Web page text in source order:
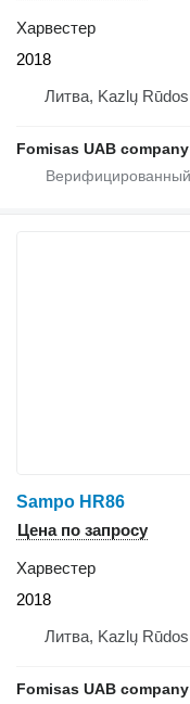
Харвестер
2018
Литва, Kazlų Rūdos
Fomisas UAB company
Sampo HR86
Цена по запросу
Харвестер
2018
Литва, Kazlų Rūdos
Fomisas UAB company